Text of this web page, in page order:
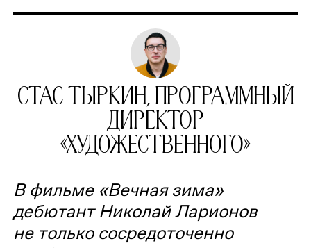
В фильме «Вечная зима»
дебютант Николай Ларионов
не только сосредоточенно
Стас Тыркин, программный
директор
«Художественного»